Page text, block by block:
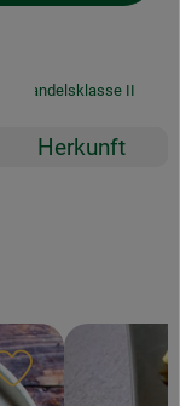
Handelsklasse II
Herkunft
Rezept zu